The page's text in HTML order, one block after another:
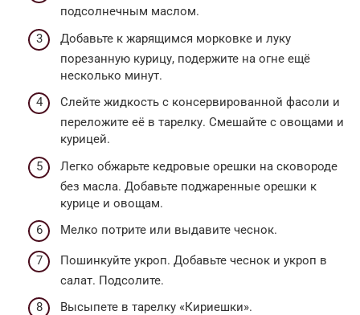
подсолнечным маслом.
Добавьте к жарящимся морковке и луку
порезанную курицу, подержите на огне ещё
несколько минут.
Слейте жидкость с консервированной фасоли и
переложите её в тарелку. Смешайте с овощами и
курицей.
Легко обжарьте кедровые орешки на сковороде
без масла. Добавьте поджаренные орешки к
курице и овощам.
Мелко потрите или выдавите чеснок.
Пошинкуйте укроп. Добавьте чеснок и укроп в
салат. Подсолите.
Высыпете в тарелку «Кириешки».